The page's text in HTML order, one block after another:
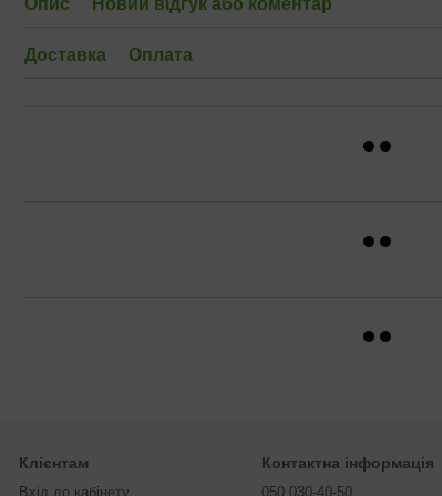
Опис Новий відгук або коментар
Доставка Оплата
Клієнтам
Вхід до кабінету
Контактна інформація
050 030-40-50